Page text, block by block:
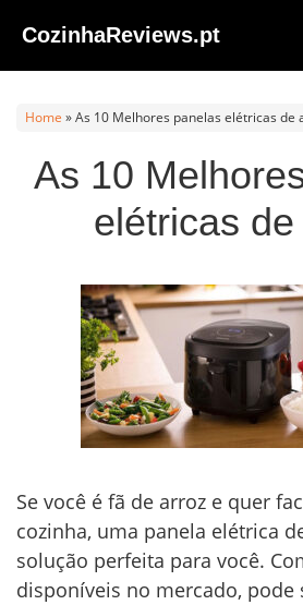
contenido
CozinhaReviews.pt
Home »As 10 Melhores panelas elétricas de
As 10
elétricas
Se você é fã de arroz e quer
cozinha, uma panela elétrica
solução perfeita para você.
disponíveis no mercado,